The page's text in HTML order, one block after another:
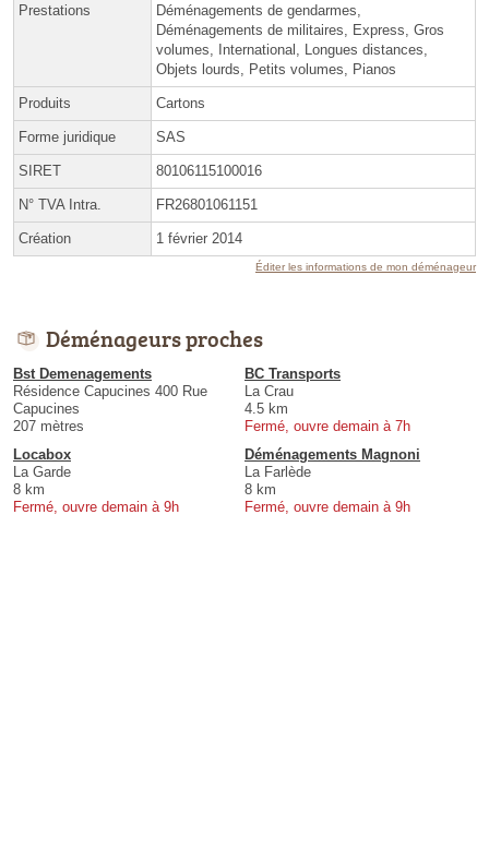
Prestations
Déménagements de gendarmes,
Déménagements de militaires, Express, Gros
volumes, International, Longues distances,
Objets lourds, Petits volumes, Pianos
Produits Cartons
Forme juridique SAS
SIRET 80106115100016
N° TVA Intra. FR26801061151
Création 1 février 2014
Éditer les informations de mon déménageur
Déménageurs proches
Bst Demenagements
Résidence Capucines 400 Rue
Capucines
207 mètres
BC Transports
La Crau
4.5 km
Fermé, ouvre demain à 7h
Locabox
La Garde
8 km
Fermé, ouvre demain à 9h
Déménagements Magnoni
La Farlède
8 km
Fermé, ouvre demain à 9h